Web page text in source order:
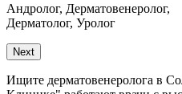
Андролог, Дерматовенеролог,
Дерматолог, Уролог
Next
Ищите дерматовенеролога в